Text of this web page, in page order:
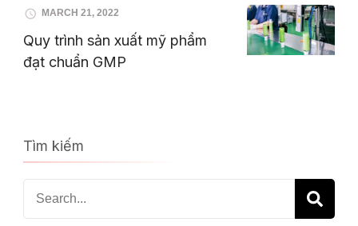
MARCH 21, 2022
Quy trình sản xuất mỹ phẩm
đạt chuẩn GMP
Tìm kiếm
Search
for: